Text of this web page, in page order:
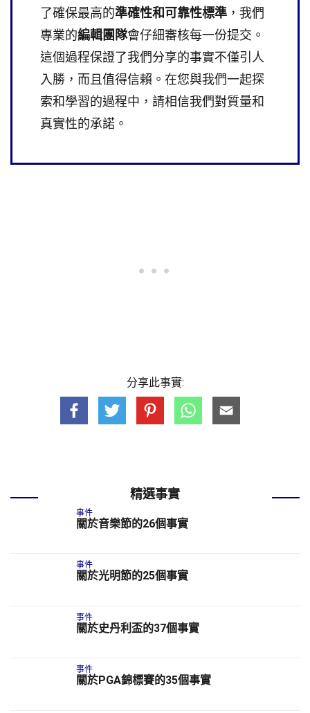
了確保最高的準確性和可靠性標準 ，我們
專業的編輯團隊會仔細審核每一份提交。
這個過程保證了我們分享的事實不僅引人
入勝，而且值得信賴。在您與我們一起探
索和學習的過程中，請相信我們對質量和
真實性的承諾。
分享此事實:
精選事實
事件
關於音樂節的26個事實
事件
關於光明節的25個事實
事件
關於史丹利盃的37個事實
事件
關於PGA錦標賽的35個事實